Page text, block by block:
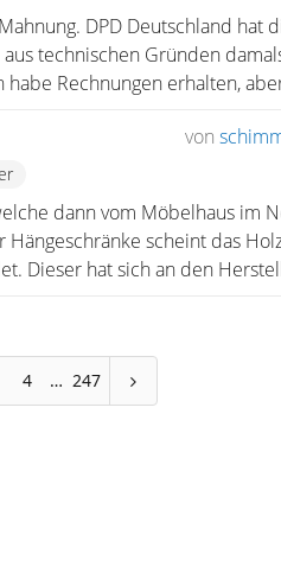
DPD Deutschland hat
technischen Gründen
Rechnungen erhalten,
von
dann vom Möbelhaus im
scheint das
Dieser hat sich an den
4 247